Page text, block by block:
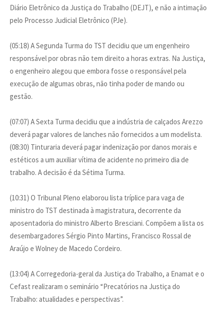
Diário Eletrônico da Justiça do Trabalho (DEJT), e não a intimação
pelo Processo Judicial Eletrônico (PJe).
(05:18) A Segunda Turma do TST decidiu que um engenheiro
responsável por obras não tem direito a horas extras. Na Justiça,
o engenheiro alegou que embora fosse o responsável pela
execução de algumas obras, não tinha poder de mando ou
gestão.
(07:07) A Sexta Turma decidiu que a indústria de calçados Arezzo
deverá pagar valores de lanches não fornecidos a um modelista.
(08:30) Tinturaria deverá pagar indenização por danos morais e
estéticos a um auxiliar vítima de acidente no primeiro dia de
trabalho. A decisão é da Sétima Turma.
(10:31) O Tribunal Pleno elaborou lista tríplice para vaga de
ministro do TST destinada à magistratura, decorrente da
aposentadoria do ministro Alberto Bresciani. Compõem a lista os
desembargadores Sérgio Pinto Martins, Francisco Rossal de
Araújo e Wolney de Macedo Cordeiro.
(13:04) A Corregedoria-geral da Justiça do Trabalho, a Enamat e o
Cefast realizaram o seminário “Precatórios na Justiça do
Trabalho: atualidades e perspectivas”.